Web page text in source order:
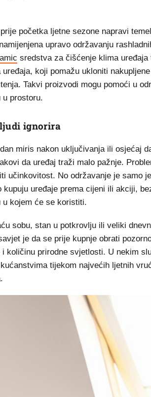
početka ljetne sezone napravi
upravo održavanju
sredstva za čišćenje klima uređaja
uređaja, koji pomažu ukloniti
Takvi proizvodi mogu pomoći u
u prostoru.
ignorira
miris nakon uključivanja ili osjećaj
da uređaj traži malo pažnje.
učinkovitost. No održavanje je samo
uređaje prema cijeni ili akciji,
u kojem će se koristiti.
sobu, stan u potkrovlju ili veliki
je da se prije kupnje obrati
količinu prirodne svjetlosti. U nekim
tijekom najvećih ljetnih